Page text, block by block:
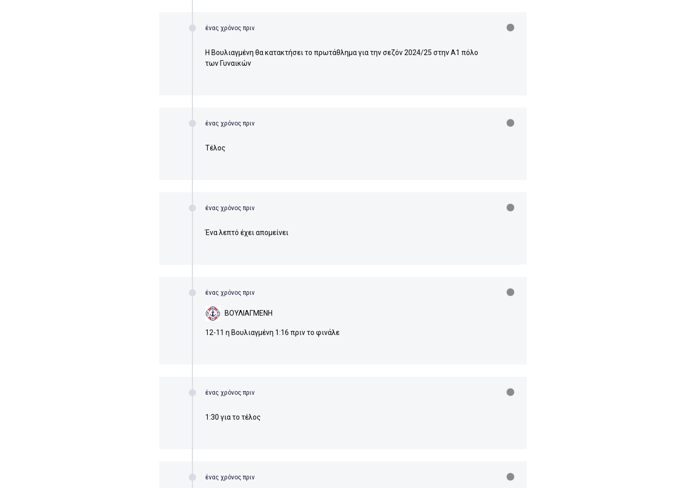
ένας χρόνος πριν
Η Βουλιαγμένη θα κατακτήσει το πρωτάθλημα για την σεζόν 2024/25 στην Α1 πόλο
των Γυναικών
ένας χρόνος πριν
Τέλος
ένας χρόνος πριν
Ένα λεπτό έχει απομείνει
ένας χρόνος πριν
ΒΟΥΛΙΑΓΜΕΝΗ
12-11 η Βουλιαγμένη 1:16 πριν το φινάλε
ένας χρόνος πριν
1:30 για το τέλος
ένας χρόνος πριν